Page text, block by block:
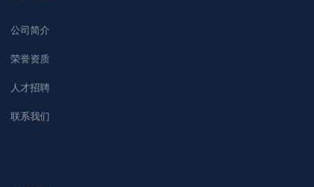
公司简介
荣誉资质
人才招聘
联系我们